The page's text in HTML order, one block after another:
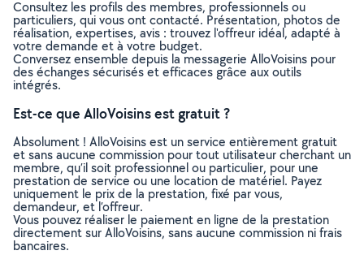
Consultez les profils des membres, professionnels ou
particuliers, qui vous ont contacté. Présentation, photos de
réalisation, expertises, avis : trouvez l'offreur idéal, adapté à
votre demande et à votre budget.
Conversez ensemble depuis la messagerie AlloVoisins pour
des échanges sécurisés et efficaces grâce aux outils
intégrés.
Est-ce que AlloVoisins est gratuit ?
Absolument ! AlloVoisins est un service entièrement gratuit
et sans aucune commission pour tout utilisateur cherchant un
membre, qu’il soit professionnel ou particulier, pour une
prestation de service ou une location de matériel. Payez
uniquement le prix de la prestation, fixé par vous,
demandeur, et l’offreur.
Vous pouvez réaliser le paiement en ligne de la prestation
directement sur AlloVoisins, sans aucune commission ni frais
bancaires.